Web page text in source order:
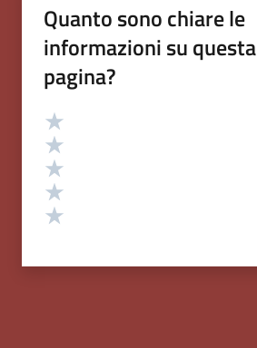
Quanto sono chiare le
informazioni su questa
pagina?
Valutazione